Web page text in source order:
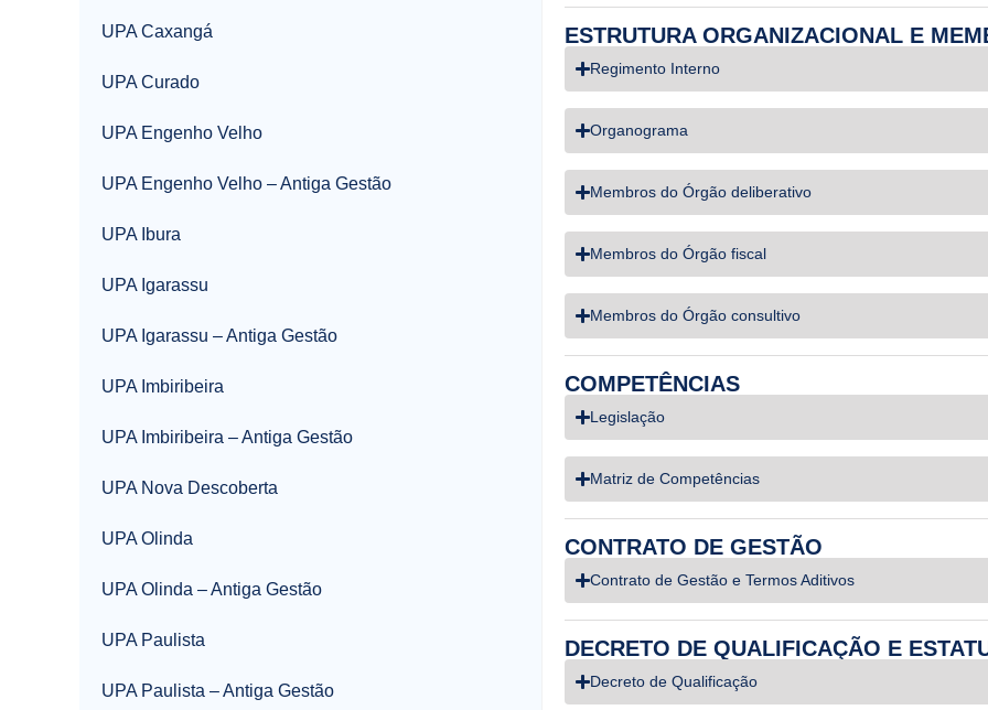
UPA Caxangá
UPA Curado
UPA Engenho Velho
UPA Engenho Velho – Antiga Gestão
UPA Ibura
UPA Igarassu
UPA Igarassu – Antiga Gestão
UPA Imbiribeira
UPA Imbiribeira – Antiga Gestão
UPA Nova Descoberta
UPA Olinda
UPA Olinda – Antiga Gestão
UPA Paulista
UPA Paulista – Antiga Gestão
ESTRUTURA ORGANIZACIONAL E
Regimento Interno
Organograma
Membros do Órgão deliberativo
Membros do Órgão fiscal
Membros do Órgão consultivo
COMPETÊNCIAS
Legislação
Matriz de Competências
CONTRATO DE GESTÃO
Contrato de Gestão e Termos Aditivos
DECRETO DE QUALIFICAÇÃO E
Decreto de Qualificação